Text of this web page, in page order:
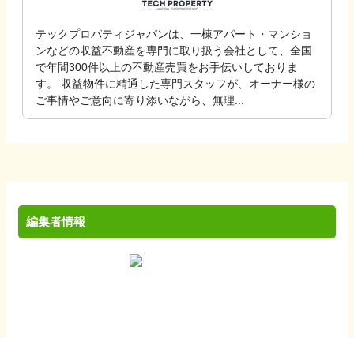
テックプロパティジャパンは、一棟アパート・マンショ
ンなどの収益不動産を専門に取り扱う会社として、全国
で年間300件以上の不動産売買をお手伝いしておりま
す。 収益物件に精通した専門スタッフが、オーナー様の
ご事情やご意向に寄り添いながら、無理...
編集者情報